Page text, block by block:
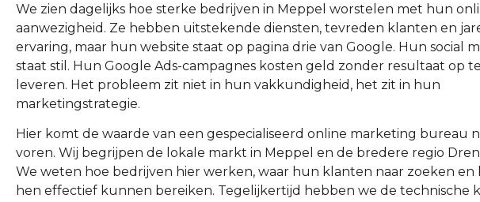
We zien dagelijks hoe sterke bedrijven in Meppel worstelen met hun
aanwezigheid. Ze hebben uitstekende diensten, tevreden klanten en
ervaring, maar hun website staat op pagina drie van Google. Hun social
staat stil. Hun Google Ads-campagnes kosten geld zonder resultaat op te
leveren. Het probleem zit niet in hun vakkundigheid, het zit in hun
marketingstrategie.
Hier komt de waarde van een gespecialiseerd online marketing bureau
voren. Wij begrijpen de lokale markt in Meppel en de bredere regio
We weten hoe bedrijven hier werken, waar hun klanten naar zoeken en
hen effectief kunnen bereiken. Tegelijkertijd hebben we de technische